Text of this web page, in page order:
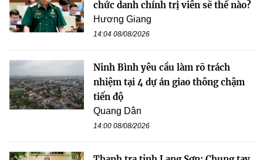
chức danh chính trị viên sẽ thế nào?
Hương Giang
14:04 08/08/2026
Ninh Bình yêu cầu làm rõ trách
nhiệm tại 4 dự án giao thông chậm
tiến độ
Quang Dân
14:00 08/08/2026